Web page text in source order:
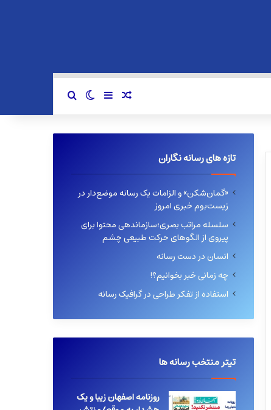
نوشته تصادفی
سایدبارتغییر پوسته
تازه های رسانه نگاران
«گمان‌شکن» و الزامات یک رسانه موضع‌دار در
زیست‌بوم خبری امروز
سلسله مراتب بصری؛سازماندهی محتوا برای
پیروی از الگوهای حرکت طبیعی چشم
انسان در دست رسانه
چه زمانی خبر بخوانیم؟!
استفاده از تفکر طراحی در گرافیک رسانه
تیتر منتخب رسانه ها
روزنامه اصفهان زیبا و یک